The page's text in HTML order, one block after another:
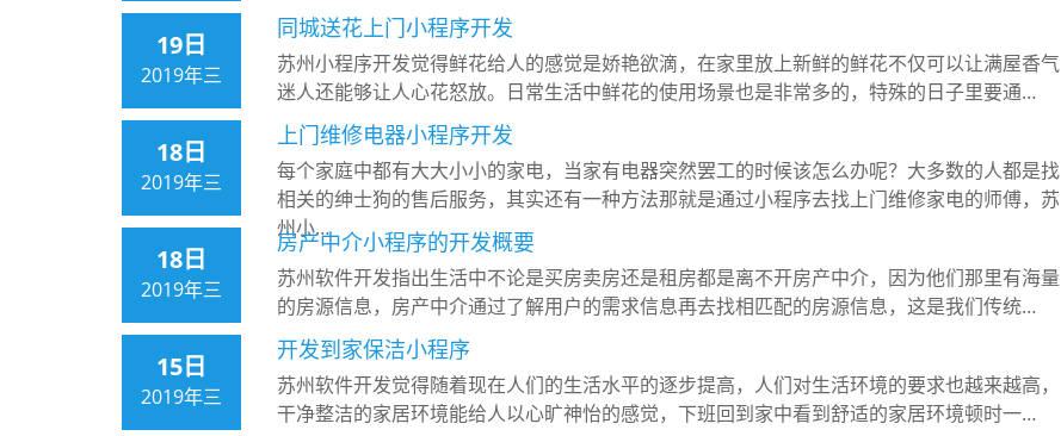
19日
2019年三
同城送花上门小程序开发
苏州小程序开发觉得鲜花给人的感觉是娇艳欲滴，在家里放上新鲜的鲜花不仅可以让满屋香气
迷人还能够让人心花怒放。日常生活中鲜花的使用场景也是非常多的，特殊的日子里要通…
18日
2019年三
上门维修电器小程序开发
每个家庭中都有大大小小的家电，当家有电器突然罢工的时候该怎么办呢？大多数的人都是找
相关的绅士狗的售后服务，其实还有一种方法那就是通过小程序去找上门维修家电的师傅，苏
州小…
18日
2019年三
房产中介小程序的开发概要
苏州软件开发指出生活中不论是买房卖房还是租房都是离不开房产中介，因为他们那里有海量
的房源信息，房产中介通过了解用户的需求信息再去找相匹配的房源信息，这是我们传统…
15日
2019年三
开发到家保洁小程序
苏州软件开发觉得随着现在人们的生活水平的逐步提高，人们对生活环境的要求也越来越高，
干净整洁的家居环境能给人以心旷神怡的感觉，下班回到家中看到舒适的家居环境顿时一…